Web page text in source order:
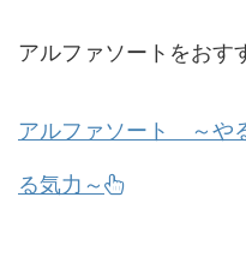
アルファソートをおす
アルファソート ～や
る気力～